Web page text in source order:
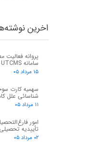
اخرین
پروانه فعالیت
سامانه UTCMS
۱۵ مرداد ۰۵
شناسائی علل
۱۱ مرداد ۰۵
امور
تأییدیه تحصیلی
۰۲ مرداد ۰۵